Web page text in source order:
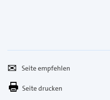
empfehlen
Per
E-
Seite drucken